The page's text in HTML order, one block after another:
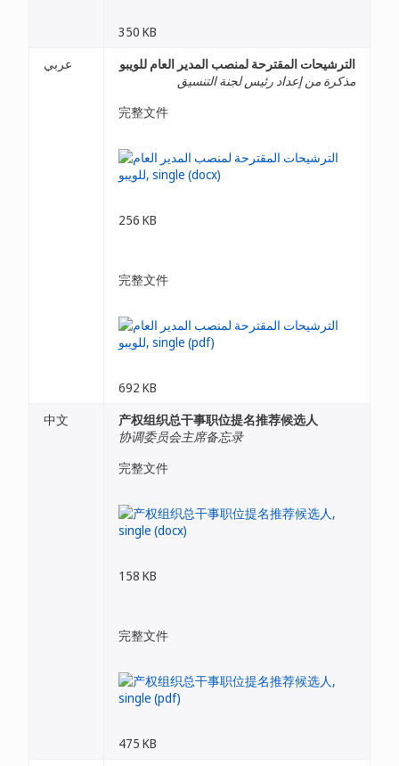
350 KB
عربي
الترشيحات المقترحة لمنصب المدير العام للويبو
مذكرة من إعداد رئيس لجنة التنسيق
完整文件
256 KB
完整文件
692 KB
中文
产权组织总干事职位提名推荐候选人
协调委员会主席备忘录
完整文件
158 KB
完整文件
475 KB